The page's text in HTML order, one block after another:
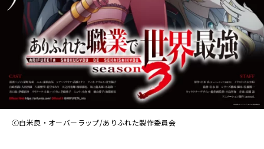
ⓒ白米良・オーバーラップ/ありふれた製作委員会